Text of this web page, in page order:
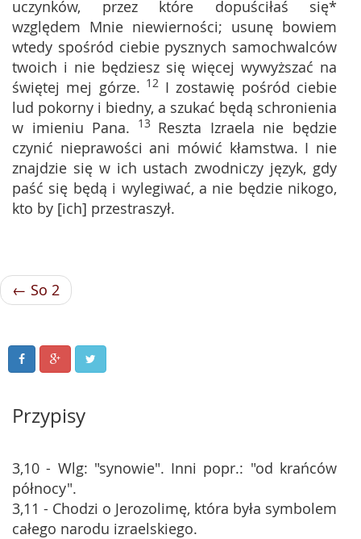
uczynków, przez które dopuściłaś się*
względem Mnie niewierności; usunę bowiem
wtedy spośród ciebie pysznych samochwalców
twoich i nie będziesz się więcej wywyższać na
świętej mej górze. 12 I zostawię pośród ciebie
lud pokorny i biedny, a szukać będą schronienia
w imieniu Pana. 13 Reszta Izraela nie będzie
czynić nieprawości ani mówić kłamstwa. I nie
znajdzie się w ich ustach zwodniczy język, gdy
paść się będą i wylegiwać, a nie będzie nikogo,
kto by [ich] przestraszył.
← So 2
Przypisy
3,10 - Wlg: "synowie". Inni popr.: "od krańców
północy".
3,11 - Chodzi o Jerozolimę, która była symbolem
całego narodu izraelskiego.